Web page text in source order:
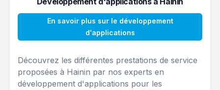
En savoir plus sur le développement
d'applications
Découvrez les différentes prestations de service
proposées à Hainin par nos experts en
développement d'applications pour les